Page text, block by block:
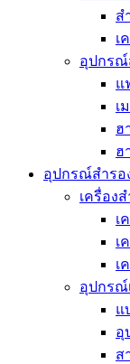
ส
เ
อุปกรณ์
แ
เ
ฮ
ฮ
อุปกรณ์สำรอ
เครื่อง
เ
เ
เ
อุปกรณ์
แ
อุ
ส